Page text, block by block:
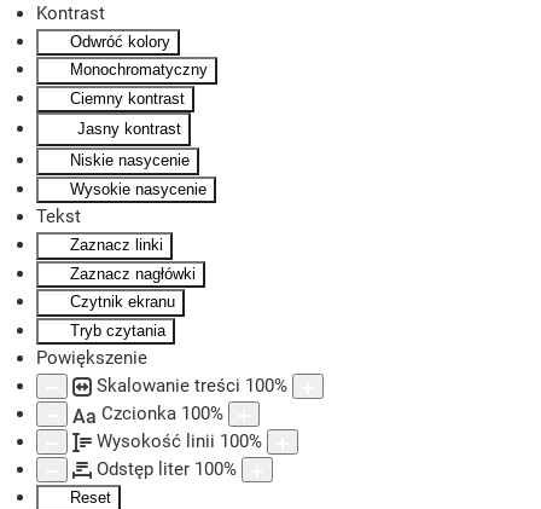
Kontrast
Odwróć kolory
Monochromatyczny
Ciemny kontrast
Jasny kontrast
Niskie nasycenie
Wysokie nasycenie
Tekst
Zaznacz linki
Zaznacz nagłówki
Czytnik ekranu
Tryb czytania
Powiększenie
Skalowanie treści 100%
Aa Czcionka 100%
Wysokość linii 100%
Odstęp liter 100%
Reset
Skip to main content